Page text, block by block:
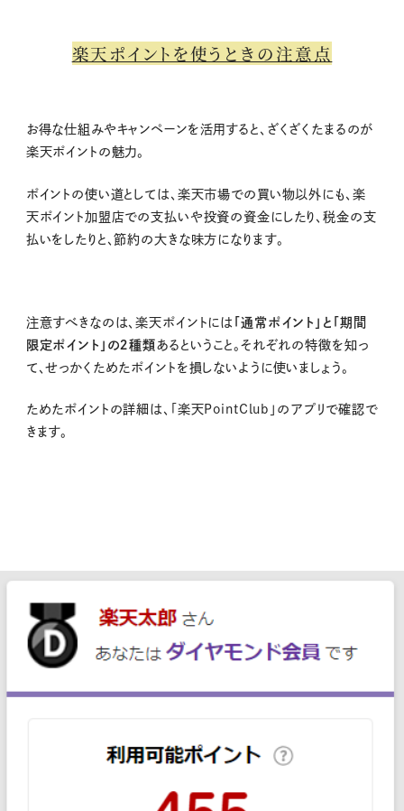
楽天ポイントを使うときの注意点
お得な仕組みやキャンペーンを活用すると、ざくざくたまるのが
楽天ポイントの魅力。
ポイントの使い道としては、楽天市場での買い物以外にも、楽
天ポイント加盟店での支払いや投資の資金にしたり、税金の支
払いをしたりと、節約の大きな味方になります。
注意すべきなのは、楽天ポイントには
「通常ポイント」と「期間
限定ポイント」の２種類 あるということ。それぞれの特徴を知っ
て、せっかくためたポイントを損しないように使いましょう。
ためたポイントの詳細は、「楽天 PointClub 」のアプリで確認で
きます。